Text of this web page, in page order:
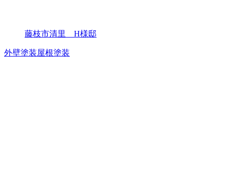
藤枝市清里 H様邸
外壁塗装屋根塗装